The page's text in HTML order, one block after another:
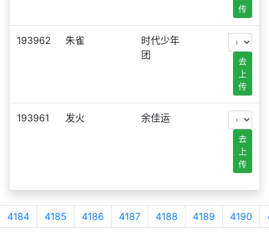
传
193962 朱雀
时代少年
团
去
上
传
193961 发火 余佳运
去
上
传
4184 4185 4186 4187 4188 4189 4190